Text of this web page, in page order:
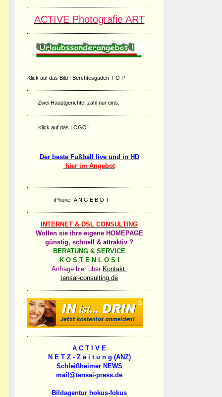
ACTIVE Photografie ART
Klick auf das Bild ! Berchtesgaden T O P
Zwei Hauptgerichte, zahl nur eins.
Klick auf das LOGO !
Der beste Fußball live und in HD
hier im Angebot
iPhone -A N G E B O T-
INTERNET & DSL CONSULTING
Wollen sie ihre eigene HOMEPAGE
günstig, schnell & attraktiv ?
BERATUNG & SERVICE
K O S T E N L O S !
Anfrage hier über Kontakt.
tensai-consulting.de
A C T I V E
N E T Z - Z e i t u n g (ANZ)
Schleißheimer NEWS
mail@tensai-press.de
Bildagentur hokus-fokus